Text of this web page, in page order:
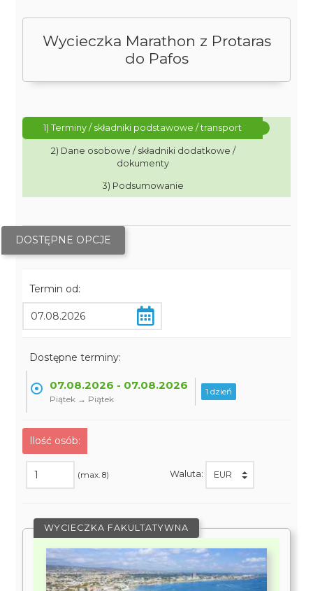
Wycieczka Marathon z Protaras
do Pafos
1) Terminy / składniki podstawowe / transport
2) Dane osobowe / składniki dodatkowe /
dokumenty
3) Podsumowanie
DOSTĘPNE OPCJE
Termin od:
Dostępne terminy:
07.08.2026 - 07.08.2026
Piątek → Piątek
1 dzień
Ilość osób:
(max. 8) Waluta:
WYCIECZKA FAKULTATYWNA